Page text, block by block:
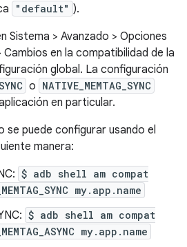
"default" ).
Sistema > Avanzado > Opciones
en la compatibilidad de la
global. La configuración
o NATIVE_MEMTAG_SYNC
en particular.
puede configurar usando el
manera:
$ adb shell am compat
my.app.name
$ adb shell am compat
my.app.name